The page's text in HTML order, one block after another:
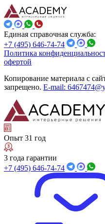
Единая справочная служба:
+7 (495) 646-74-74
Политика
офертой
Копирование материала с
запрещено. E-mail:
Опыт 31 год
3 года гарантии
+7 (495) 646-74-74